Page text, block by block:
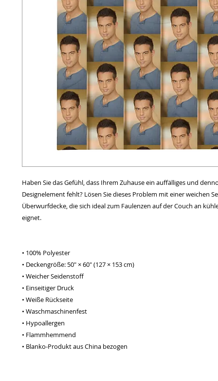
Haben Sie das Gefühl, dass Ihrem Zuhause ein auffälliges und
Designelement fehlt? Lösen Sie dieses Problem mit einer weichen
Überwurfdecke, die sich ideal zum Faulenzen auf der Couch an
eignet.
• 100% Polyester
• Deckengröße: 50″ × 60″ (127 × 153 cm)
• Weicher Seidenstoff
• Einseitiger Druck
• Weiße Rückseite
• Waschmaschinenfest
• Hypoallergen
• Flammhemmend
• Blanko-Produkt aus China bezogen